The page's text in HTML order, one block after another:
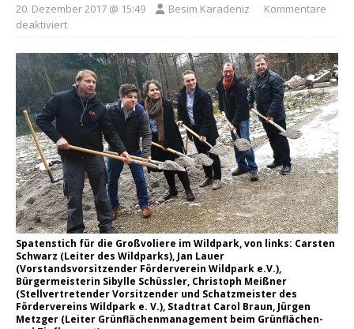
20. Dezember 2017 @ 15:49 Besim Karadeniz
Kommentare
deaktiviert
Spatenstich für die Großvoliere im Wildpark, von links: Carsten
Schwarz (Leiter des Wildparks), Jan Lauer
(Vorstandsvorsitzender Förderverein Wildpark e.V.),
Bürgermeisterin Sibylle Schüssler, Christoph Meißner
(Stellvertretender Vorsitzender und Schatzmeister des
Fördervereins Wildpark e. V.), Stadtrat Carol Braun, Jürgen
Metzger (Leiter Grünflächenmanagement beim Grünflächen-